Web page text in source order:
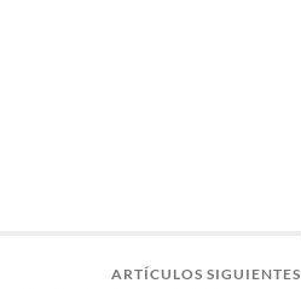
ARTÍCULOS SIGUIENTES